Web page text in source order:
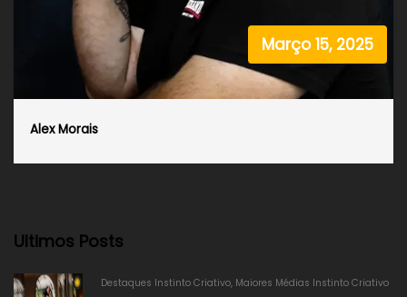
Março 15, 2025
Alex Morais
Ultimos Posts
Destaques Instinto Criativo, Maiores Médias Instinto Criativo